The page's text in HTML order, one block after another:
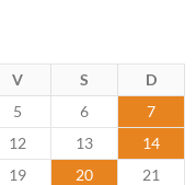
V S
D
5 6
7
12 13
14
19 20
21